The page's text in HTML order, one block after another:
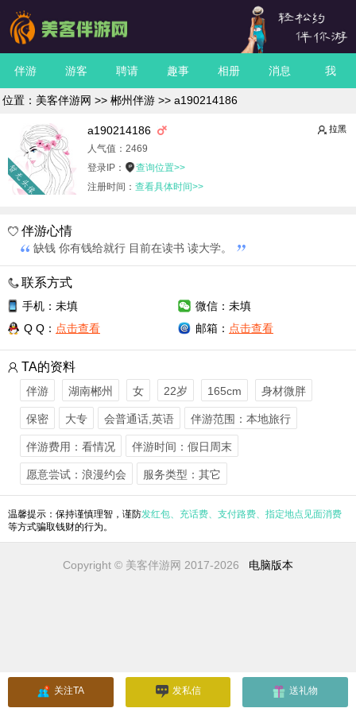
伴游 游客 聘请 趣事 相册 消息 我
位置： 美客伴游网 >> 郴州伴游>> a190214186
拉黑
a190214186
人气值： 2469
登录IP：
查询位置>>
注册时间： 查看具体时间>>
伴游心情
缺钱 你有钱给就行 目前在读书 读大学。
联系方式
手机：未填
微信：未填
Q Q： 点击查看 邮箱： 点击查看
TA的资料
伴游 湖南郴州 女 22岁 165cm 身材微胖
保密 大专 会普通话,英语 伴游范围：本地旅行
伴游费用：看情况 伴游时间：假日周末
愿意尝试：浪漫约会 服务类型：其它
温馨提示：保持谨慎理智，谨防发红包、充话费、支付路费、指定地点见面消费
等方式骗取钱财的行为。
关注TA 发私信 送礼物
Copyright © 美客伴游网 2017-2026 电脑版本